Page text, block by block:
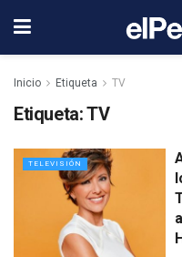
Inicio Etiqueta TV
Etiqueta:TV
TELEVISIÓN